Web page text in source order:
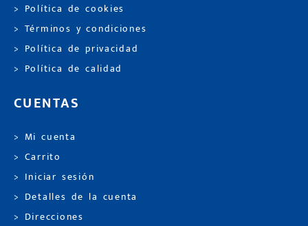
> Política de cookies
> Términos y condiciones
> Política de privacidad
> Política de calidad
CUENTAS
> Mi cuenta
> Carrito
> Iniciar sesión
> Detalles de la cuenta
> Direcciones